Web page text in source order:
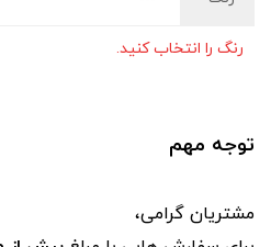
رنگ را انتخاب کنید.
توجه مهم
مشتریان گرامی،